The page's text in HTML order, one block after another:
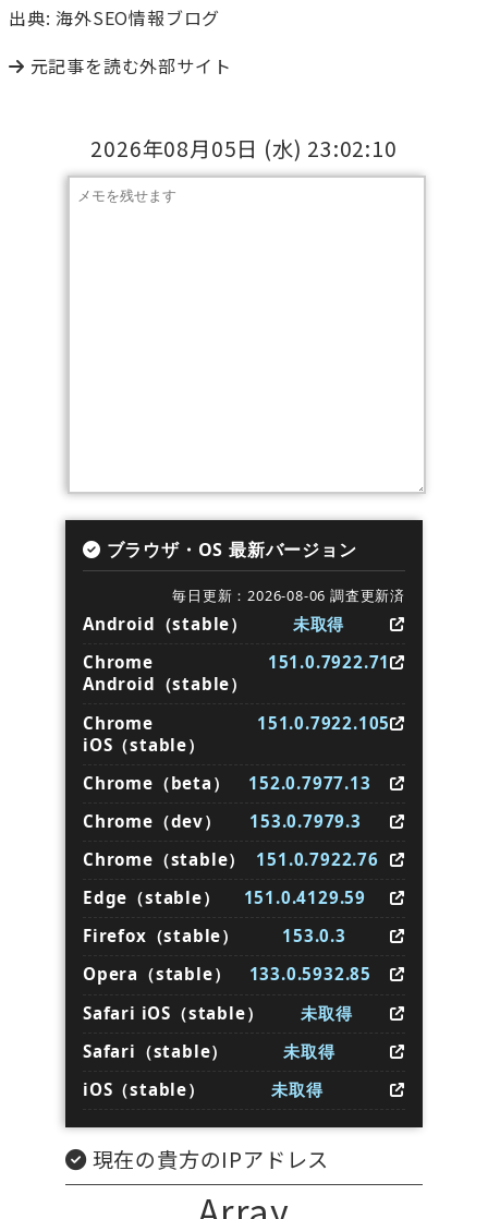
出典: 海外SEO情報ブログ
元記事を読む外部サイト
2026年08月05日 (水) 23:02:10
ブラウザ・OS 最新バージョン
毎日更新：2026-08-06 調査更新済
Android（stable）
未取得
Chrome
Android（stable）
151.0.7922.71
Chrome
iOS（stable）
151.0.7922.105
Chrome（beta）
152.0.7977.13
Chrome（dev）
153.0.7979.3
Chrome（stable）
151.0.7922.76
Edge（stable）
151.0.4129.59
Firefox（stable）
153.0.3
Opera（stable）
133.0.5932.85
Safari iOS（stable）
未取得
Safari（stable）
未取得
iOS（stable）
未取得
現在の貴方のIPアドレス